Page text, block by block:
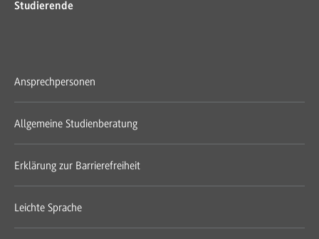
Studierende
Ansprechpersonen
Allgemeine Studienberatung
Erklärung zur Barrierefreiheit
Leichte Sprache